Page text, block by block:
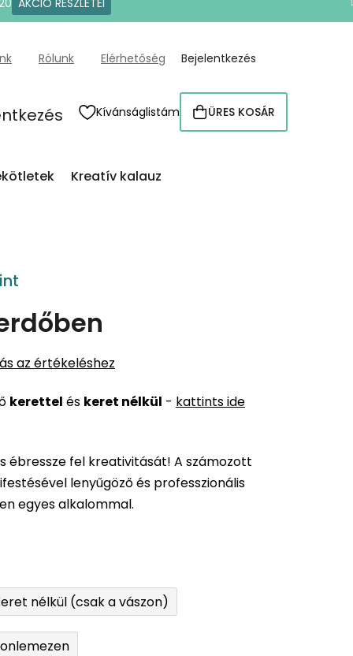
AKCIÓ RÉSZLETEI
Rólunk Elérhetőség Bejelentkezés
Kívánságlistám KOSÁR
ÜRES KOSÁR
Kreatív kalauz
az értékeléshez
kerettel és keret nélkül - kattints ide
ébressze fel kreativitását! A számozott
lenyűgöző és professzionális
egyes alkalommal.
nélkül (csak a vászon)